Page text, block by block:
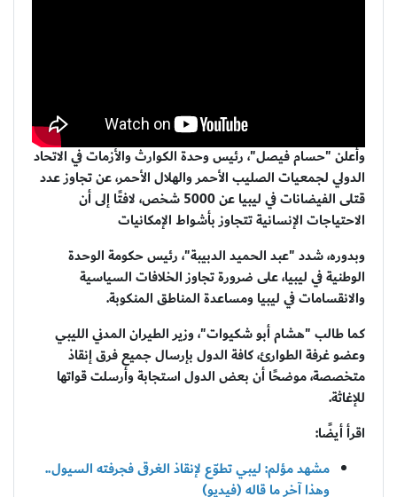
وأعلن "حسام فيصل"، رئيس وحدة الكوارث والأزمات في الاتحاد
الدولي لجمعيات الصليب الأحمر والهلال الأحمر، عن تجاوز عدد
قتلى الفيضانات في ليبيا عن 5000 شخص، لافتًا إلى أن
الاحتياجات الإنسانية تتجاوز بأشواط الإمكانيات
وبدوره، شدد "عبد الحميد الدبيبة"، رئيس حكومة الوحدة
الوطنية في ليبيا، على ضرورة تجاوز الخلافات السياسية
والانقسامات في ليبيا ومساعدة المناطق المنكوبة.
كما طالب "هشام أبو شكيوات"، وزير الطيران المدني الليبي
وعضو غرفة الطوارئ، كافة الدول بإرسال جميع فرق إنقاذ
متخصصة، موضحًا أن بعض الدول استجابة وأرسلت قواتها
للإغاثة.
اقرأ أيضًا:
مشهد مؤلم: ليبي تطوّع لإنقاذ الغرقى فجرفته السيول..
وهذا آخر ما قاله (فيديو)